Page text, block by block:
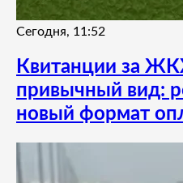
Сегодня, 11:52
Квитанции за
привычный вид:
новый формат